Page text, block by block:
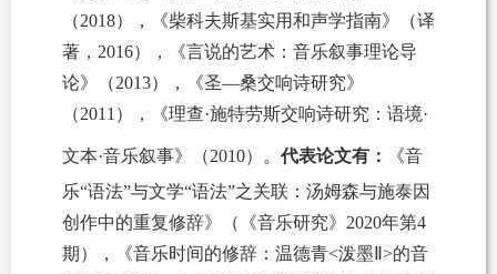
（2018），《柴科夫斯基实用和声学指南》（译
著， 2016），《言说的艺术：音乐叙事理论导
论》（2013），《圣—桑交响诗研究》
（2011 ），《理查·施特劳斯交响诗研究：语境·
文本·音乐叙事》（2010）。 代表论文有：
《音
乐“语法”与文学“语法”之关联：汤姆森与施泰因
创作中的重复修辞》（《音乐研究》 2020年第4
期），《音乐时间的修辞：温德青<泼墨Ⅱ >的音